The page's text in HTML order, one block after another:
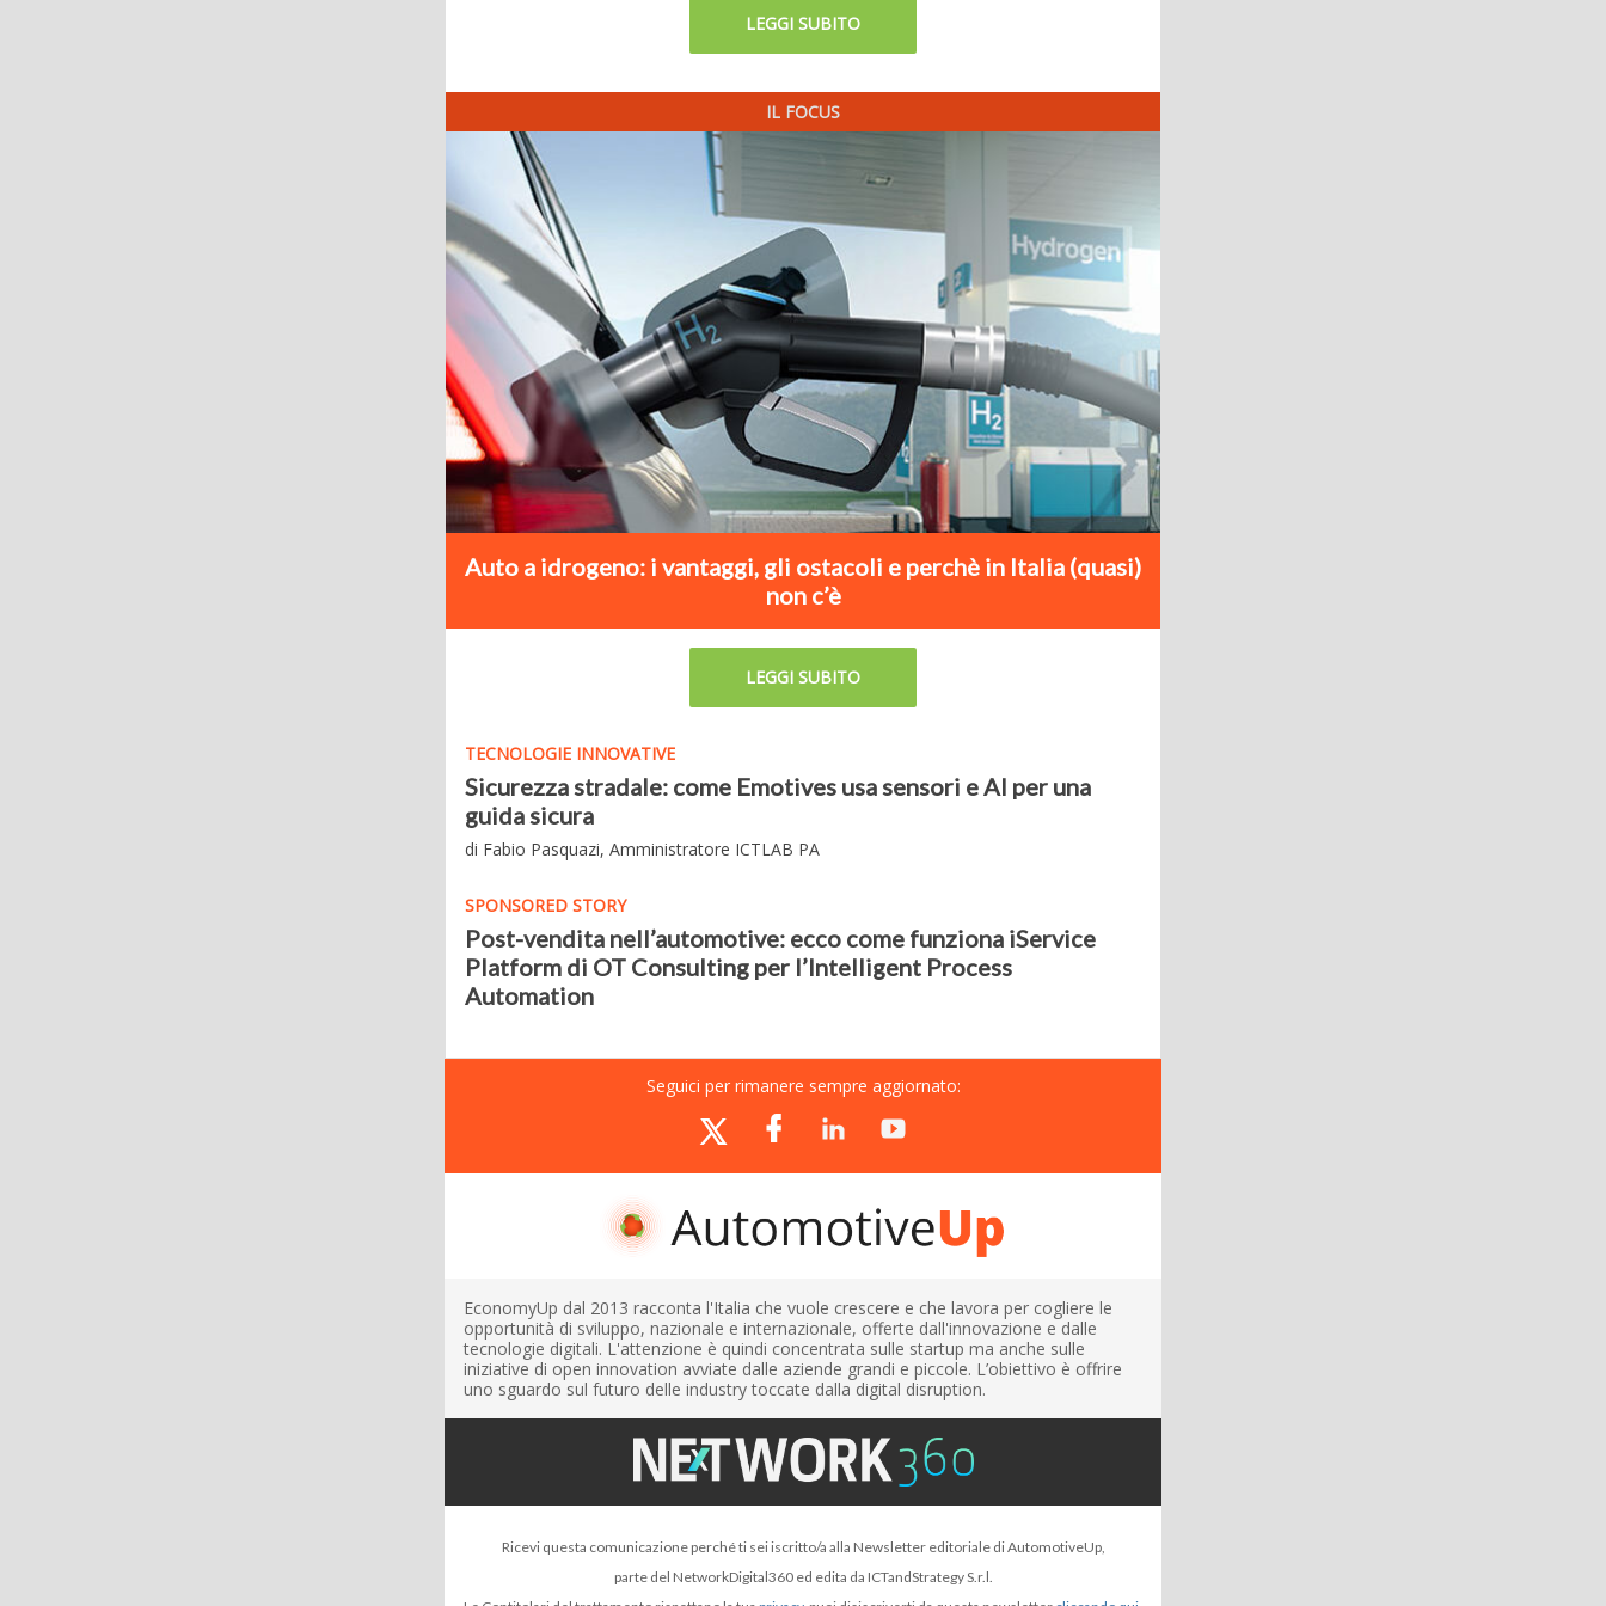
LEGGI SUBITO
IL FOCUS
Auto a idrogeno: i vantaggi, gli ostacoli e perchè in Italia (quasi)
non c’è
LEGGI SUBITO
TECNOLOGIE INNOVATIVE
Sicurezza stradale: come Emotives usa sensori e AI per una
guida sicura
di Fabio Pasquazi, Amministratore ICTLAB PA
SPONSORED STORY
Post-vendita nell’automotive: ecco come funziona iService
Platform di OT Consulting per l’Intelligent Process
Automation
Seguici per rimanere sempre aggiornato:
EconomyUp dal 2013 racconta l'Italia che vuole crescere e che lavora per cogliere le
opportunità di sviluppo, nazionale e internazionale, offerte dall'innovazione e dalle
tecnologie digitali. L'attenzione è quindi concentrata sulle startup ma anche sulle
iniziative di open innovation avviate dalle aziende grandi e piccole. L’obiettivo è offrire
uno sguardo sul futuro delle industry toccate dalla digital disruption.
Ricevi questa comunicazione perché ti sei iscritto/a alla Newsletter editoriale di AutomotiveUp,
parte del NetworkDigital360 ed edita da ICTandStrategy S.r.l.